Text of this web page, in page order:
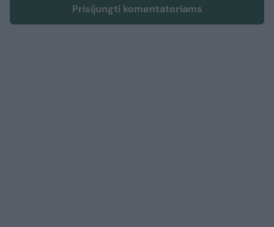
Prisijungti komentatoriams